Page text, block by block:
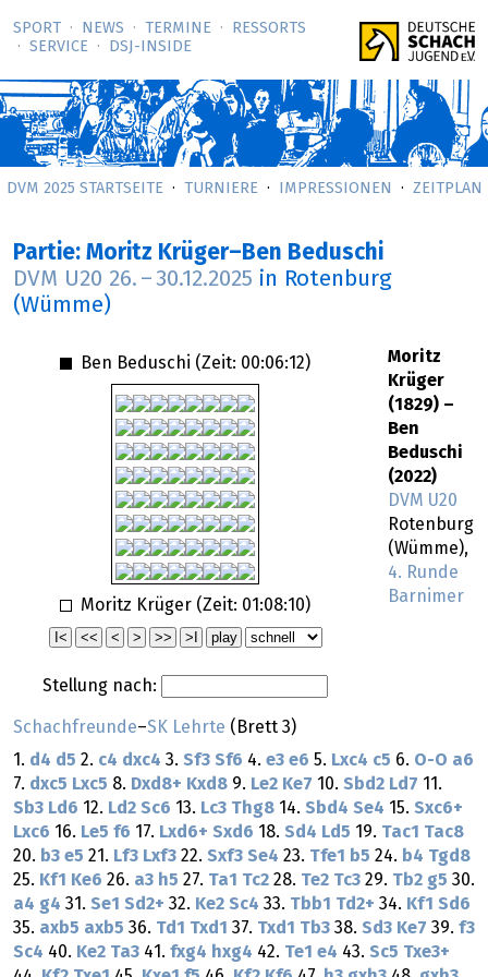
SPORT NEWS TERMINE
RESSORTS
SERVICE
DSJ-­INSIDE
DVM 2025 STARTSEITE TURNIERE IMPRESSIONEN ZEITPLAN
Partie: Moritz Krüger–Ben Beduschi
DVM U20 26. – 30.12.2025 in Rotenburg
(Wümme)
Ben Beduschi (Zeit: 00:06:12)
Moritz Krüger (Zeit: 01:08:10)
Stellung nach:
Moritz
Krüger
(1829) –
Ben
Beduschi
(2022)
DVM U20
Rotenburg
(Wümme),
4. Runde
Barnimer
Schachfreunde–SK Lehrte (Brett 3)
1. d4 d5 2. c4 dxc4 3. Sf3 Sf6 4. e3 e6 5. Lxc4 c5 6. O-O a6
7. dxc5 Lxc5 8. Dxd8+ Kxd8 9. Le2 Ke7 10. Sbd2 Ld7 11.
Sb3 Ld6 12. Ld2 Sc6 13. Lc3 Thg8 14. Sbd4 Se4 15. Sxc6+
Lxc6 16. Le5 f6 17. Lxd6+ Sxd6 18. Sd4 Ld5 19. Tac1 Tac8
20. b3 e5 21. Lf3 Lxf3 22. Sxf3 Se4 23. Tfe1 b5 24. b4 Tgd8
25. Kf1 Ke6 26. a3 h5 27. Ta1 Tc2 28. Te2 Tc3 29. Tb2 g5 30.
a4 g4 31. Se1 Sd2+ 32. Ke2 Sc4 33. Tbb1 Td2+ 34. Kf1 Sd6
35. axb5 axb5 36. Td1 Txd1 37. Txd1 Tb3 38. Sd3 Ke7 39. f3
Sc4 40. Ke2 Ta3 41. fxg4 hxg4 42. Te1 e4 43. Sc5 Txe3+